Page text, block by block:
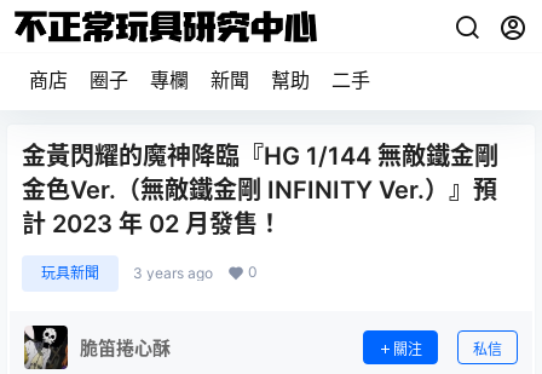
商店 圈子 專欄 新聞 幫助 二手
金黃閃耀的魔神降臨『HG 1/144 無敵鐵金剛
金色Ver.（無敵鐵金剛 INFINITY Ver.）』預
計 2023 年 02 月發售！
玩具新聞 3 years ago 0
脆笛捲心酥 關注 私信